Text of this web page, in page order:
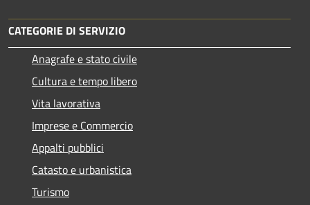
CATEGORIE DI SERVIZIO
Anagrafe e stato civile
Cultura e tempo libero
Vita lavorativa
Imprese e Commercio
Appalti pubblici
Catasto e urbanistica
Turismo